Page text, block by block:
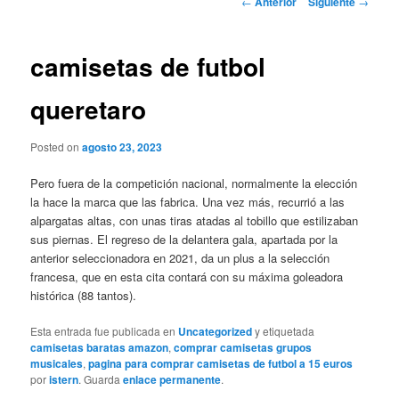
camisetas de futbol
queretaro
Posted onagosto 23, 2023
Pero fuera de la competición nacional, normalmente la elección
la hace la marca que las fabrica. Una vez más, recurrió a las
alpargatas altas, con unas tiras atadas al tobillo que estilizaban
sus piernas. El regreso de la delantera gala, apartada por la
anterior seleccionadora en 2021, da un plus a la selección
francesa, que en esta cita contará con su máxima goleadora
histórica (88 tantos).
Esta entrada fue publicada en Uncategorizedy etiquetada
camisetas baratas amazon,comprar camisetas grupos
musicales,pagina para comprar camisetas de futbol a 15 euros
poristern. Guardaenlace permanente.